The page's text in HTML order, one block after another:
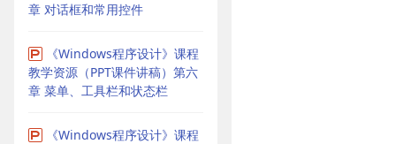
章 对话框和常用控件
《Windows程序设计》课程
教学资源（PPT课件讲稿）第六
章 菜单、工具栏和状态栏
《Windows程序设计》课程